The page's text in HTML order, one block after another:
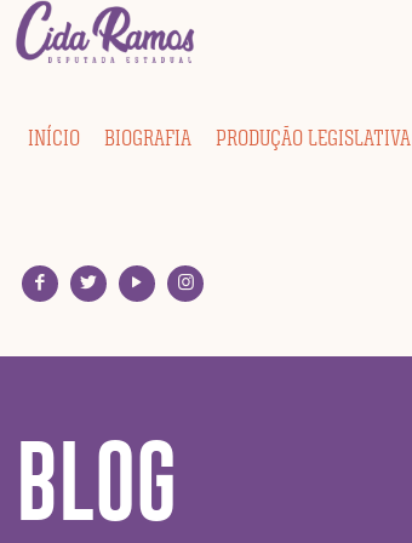
INÍCIO BIOGRAFIA PRODUÇÃO LEGISLATIVA
BLOG